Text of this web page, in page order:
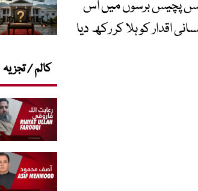
پچیس برسوں میں اس
اقدار کو ہلا کر رکھ دیا
کالم / تجزیہ